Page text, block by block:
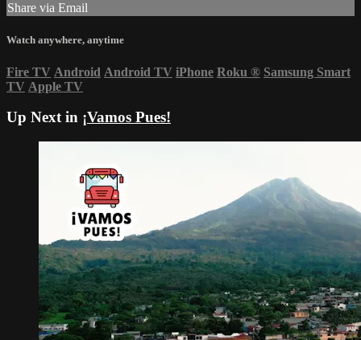
Share via Email
Watch anywhere, anytime
Fire TV Android Android TV iPhone Roku ® Samsung Smart
TV Apple TV
Up Next in ¡Vamos Pues!